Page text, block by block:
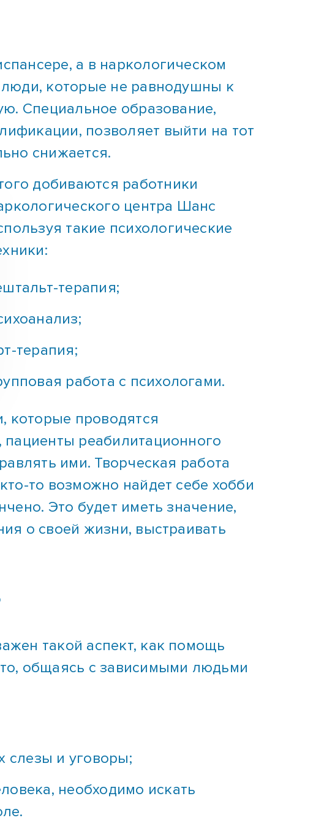
а в наркологическом
которые не равнодушны к
Специальное образование,
позволяет выйти на тот
снижается.
добиваются работники
центра Шанс
такие психологические
терапия;
терапия;
работа с психологами.
которые проводятся
реабилитационного
ими. Творческая работа
то возможно найдет себе хобби
Это будет иметь значение,
о своей жизни, выстраивать
такой аспект, как помощь
общаясь с зависимыми людьми
слезы и уговоры;
необходимо искать